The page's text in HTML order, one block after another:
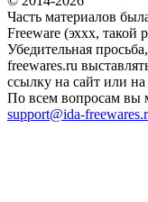
Часть материалов
Freeware (эххх, такой
Убедительная
freewares.ru
ссылку на сайт или
По всем вопросам вы
support@ida-